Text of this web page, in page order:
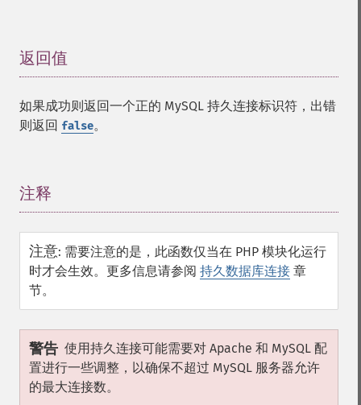
返回值
如果成功则返回一个正的 MySQL 持久连接标识符，出错
则返回 false。
注释
注意: 需要注意的是，此函数仅当在 PHP 模块化运行
时才会生效。更多信息请参阅 持久数据库连接 章
节。
警告 使用持久连接可能需要对 Apache 和 MySQL 配
置进行一些调整，以确保不超过 MySQL 服务器允许
的最大连接数。